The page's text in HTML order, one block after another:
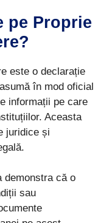
pe Proprie
este o declarație
în mod oficial
informații pe care
Aceasta
juridice și
demonstra că o
sau